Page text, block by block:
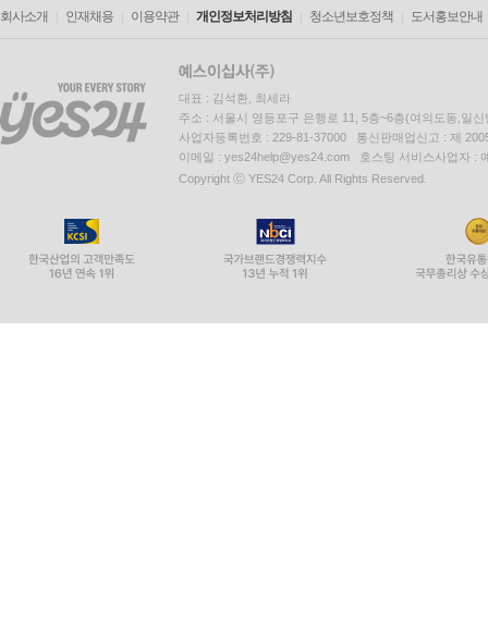
회사소개 인재채용 이용약관 개인정보처리방침 청소년보호정책 도서홍보안내
대표 : 김석환, 최세라
주소 : 서울시 영등포구 은행로 11, 5층~6층(여의도동,일신
사업자등록번호 : 229-81-37000 통신판매업신고 : 제
이메일 : yes24help@yes24.com 호스팅 서비스사업자 :
Copyright ⓒ YES24 Corp. All Rights Reserved.